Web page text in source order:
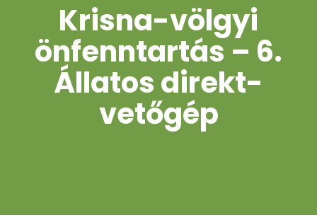
Krisna-völgyi
önfenntartás – 6.
Állatos direkt-
vetőgép